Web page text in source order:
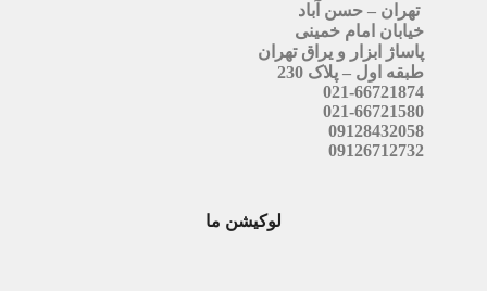
تهران – حسن آباد
خیابان امام خمینی
پاساژ ابزار و یراق تهران
طبقه اول – پلاک 230
021-66721874
021-66721580
09128432058
09126712732
لوکیشن ما